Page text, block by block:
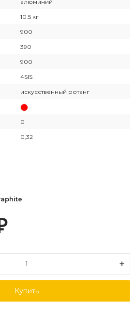
алюминий
10.5 кг
900
390
900
4SIS
искусственный ротанг
0
0,32
Купить